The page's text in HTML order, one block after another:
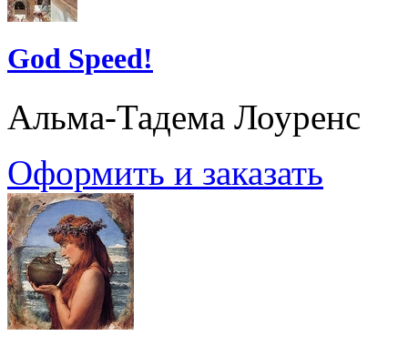
God Speed!
Альма-Тадема Лоуренс
Оформить и заказать